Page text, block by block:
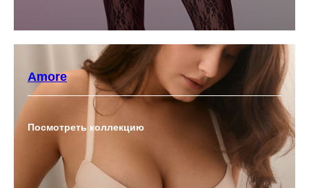
Amore
Посмотреть коллекцию